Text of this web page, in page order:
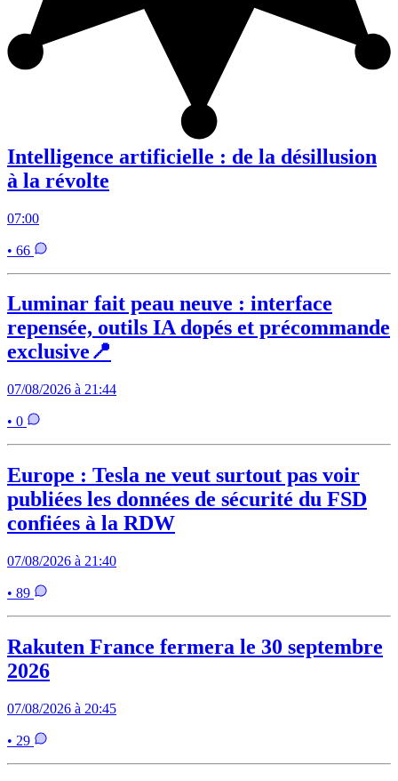
Intelligence artificielle : de la désillusion
à la révolte
07:00
• 66
Luminar fait peau neuve : interface
repensée, outils IA dopés et précommande
exclusive📍
07/08/2026 à 21:44
• 0
Europe : Tesla ne veut surtout pas voir
publiées les données de sécurité du FSD
confiées à la RDW
07/08/2026 à 21:40
• 89
Rakuten France fermera le 30 septembre
2026
07/08/2026 à 20:45
• 29